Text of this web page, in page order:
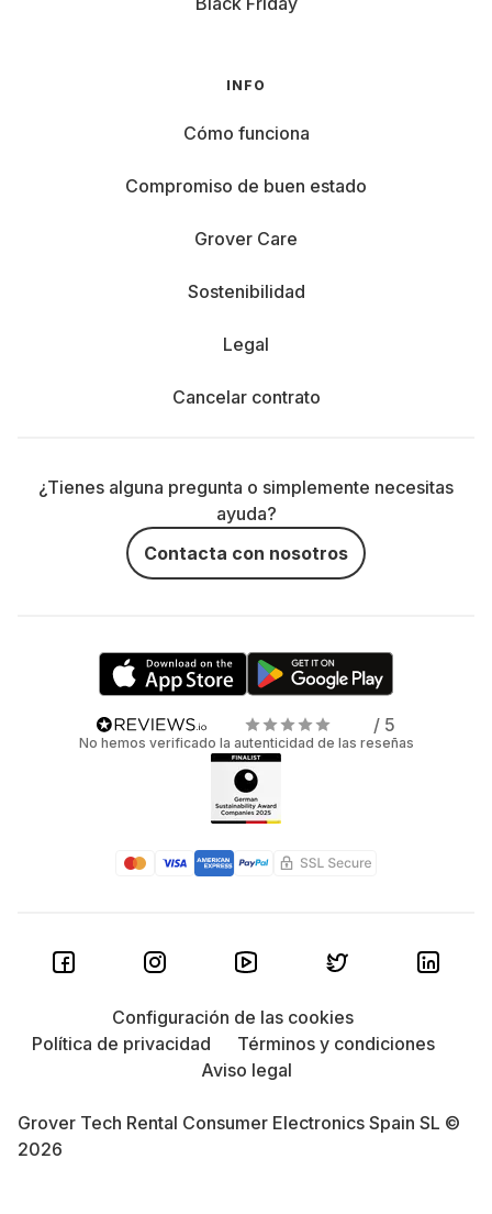
INFO
Cómo funciona
Compromiso de buen estado
Grover Care
Sostenibilidad
Legal
Cancelar contrato
¿Tienes alguna pregunta o simplemente necesitas
ayuda?
Contacta con nosotros
/ 5
No hemos verificado la autenticidad de las reseñas
Grover Tech Rental Consumer Electronics Spain SL ©
2026
Configuración de las cookies
Política de privacidad
Términos y condiciones
Aviso legal